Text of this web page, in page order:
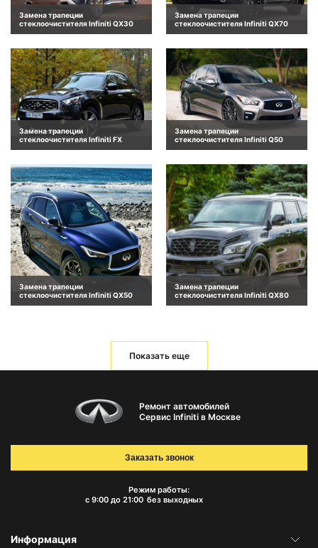
Замена трапеции
стеклоочистителя Infiniti QX30
Замена трапеции
стеклоочистителя Infiniti QX70
Замена трапеции
стеклоочистителя Infiniti FX
Замена трапеции
стеклоочистителя Infiniti Q50
Замена трапеции
стеклоочистителя Infiniti QX50
Замена трапеции
стеклоочистителя Infiniti QX80
Показать еще
Ремонт автомобилей
Сервис Infiniti в Москве
Режим работы:
с 9:00 до 21:00 без выходных
Заказать звонок
Информация